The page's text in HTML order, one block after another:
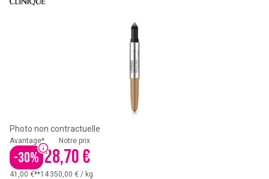
Photo non contractuelle
Avantage*
-30%
Notre prix
28,70 €
41,00 €**14 350,00 € / kg